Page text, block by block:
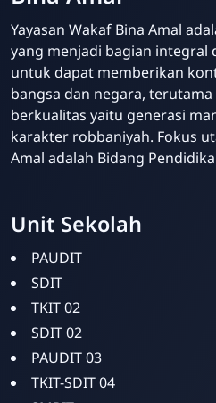
Yayasan Wakaf Bina Amal
yang menjadi bagian integral
untuk dapat memberikan
bangsa dan negara,
berkualitas yaitu generasi
karakter robbaniyah. Fokus
Amal adalah Bidang
Unit Sekolah
PAUDIT
SDIT
TKIT 02
SDIT 02
PAUDIT 03
TKIT-SDIT 04